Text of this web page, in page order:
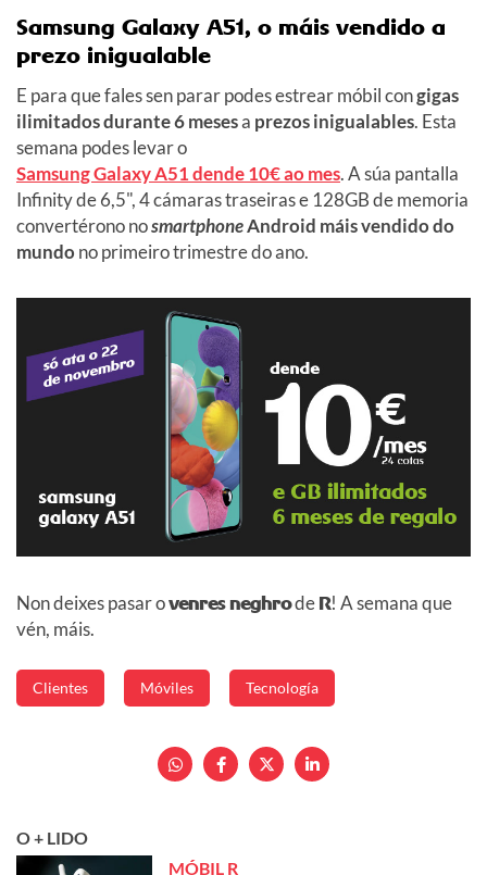
Samsung Galaxy A51, o máis vendido a
prezo inigualable
E para que fales sen parar podes estrear móbil congigas
ilimitados durante 6 mesesa prezos inigualables. Esta
semana podes levar o
Samsung Galaxy A51 dende 10€ ao mes. A súa pantalla
Infinity de 6,5", 4 cámaras traseiras e 128GB de memoria
convertérono nosmartphoneAndroid máis vendido do
mundo no primeiro trimestre do ano.
Non deixes pasar ovenres neghrodeR! A semana que
vén, máis.
Clientes Móviles Tecnología
O + LIDO
MÓBIL R